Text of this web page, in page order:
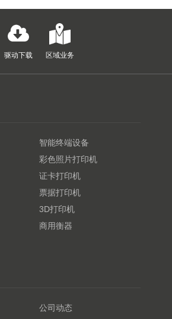
驱动下载 区域业务
智能终端设备
彩色照片打印机
证卡打印机
票据打印机
3D打印机
商用衡器
公司动态